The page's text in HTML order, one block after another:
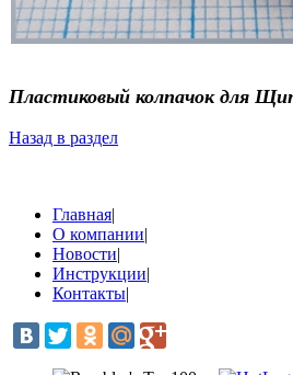
Пластиковый колпачок для
Назад в раздел
Главная|
О компании|
Новости|
Инструкции|
Контакты|